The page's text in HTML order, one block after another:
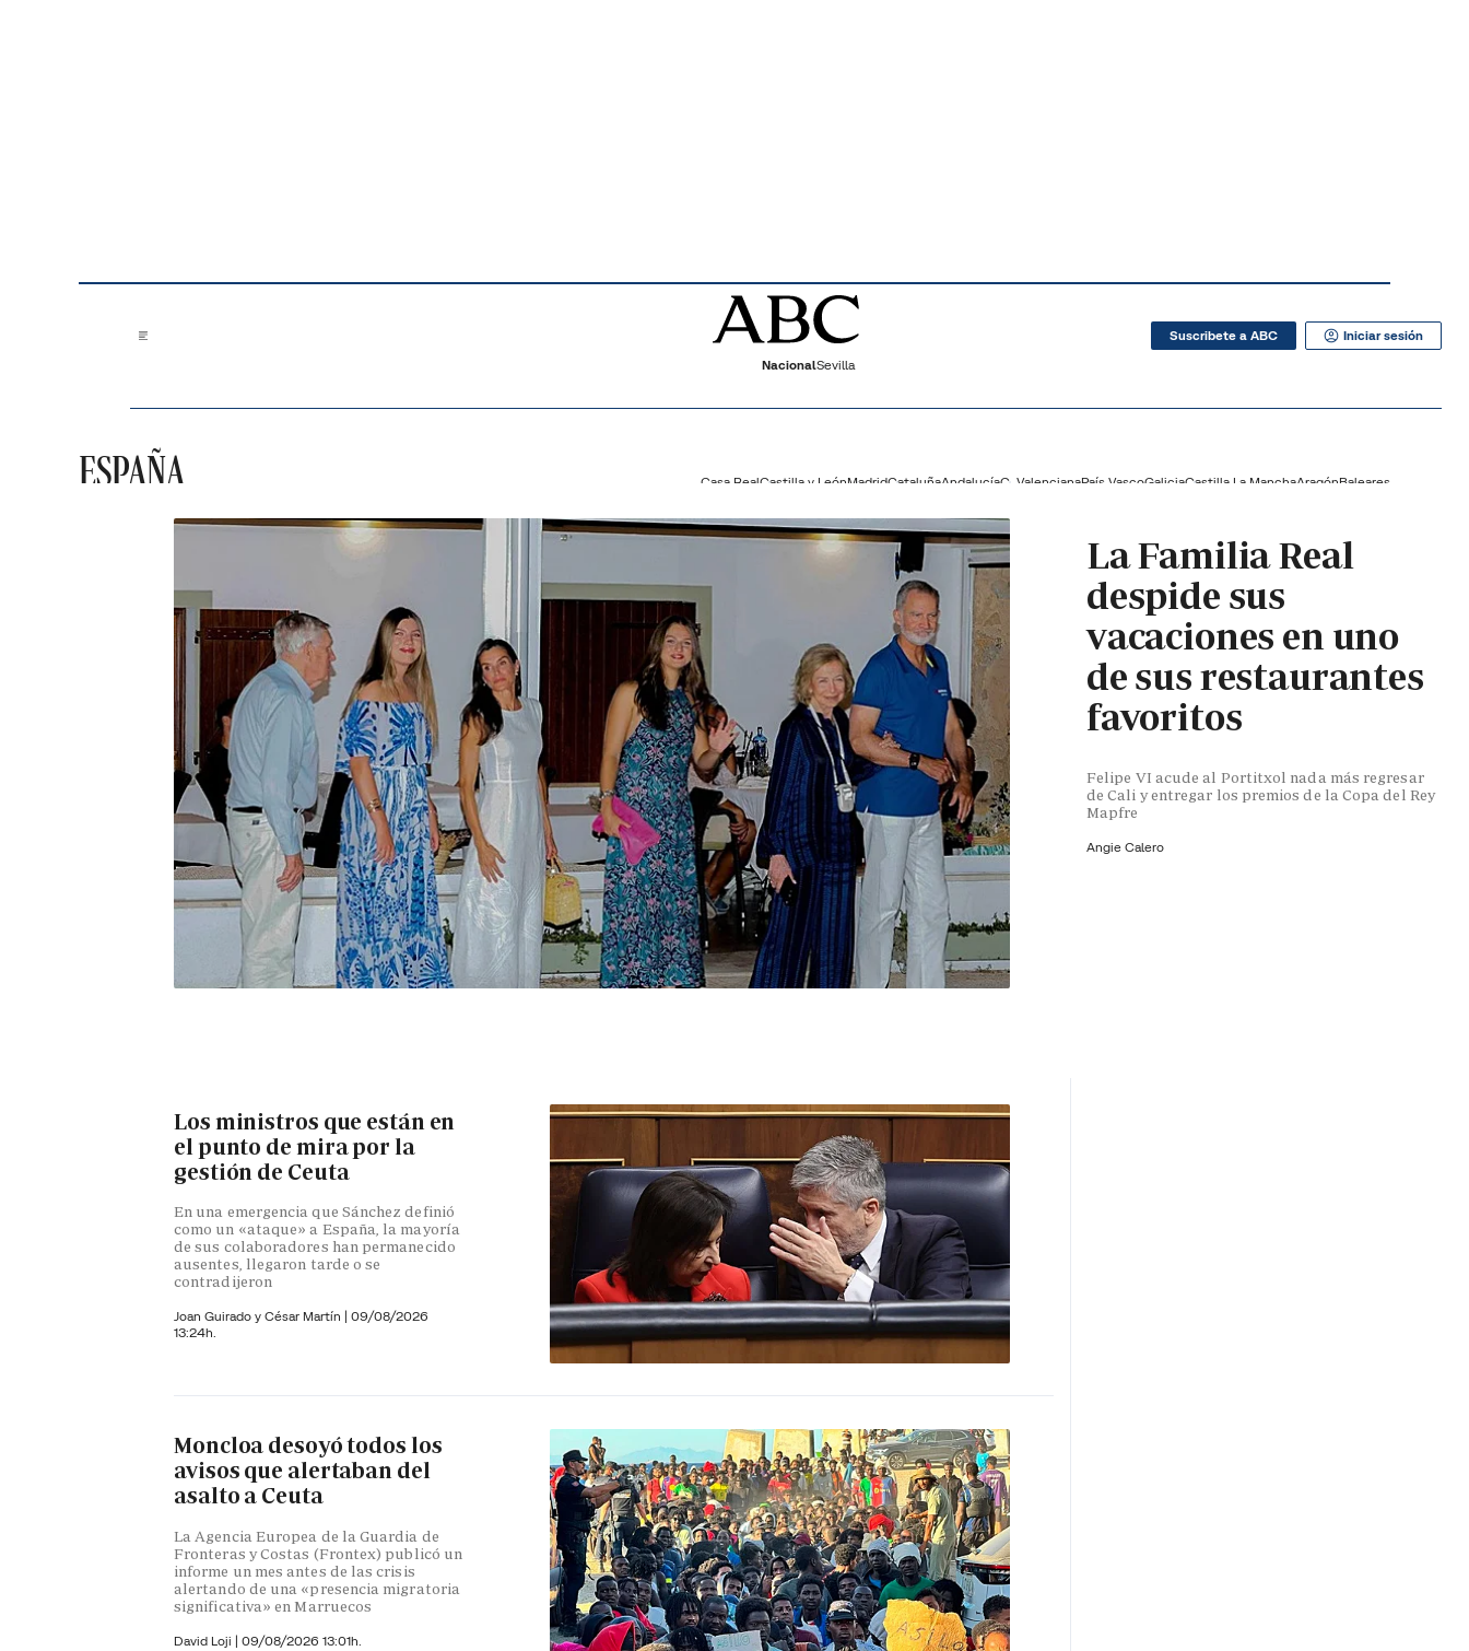
NacionalSevilla
Suscribete a ABC Iniciar sesión
ESPAÑA Casa RealCastilla y LeónMadridCataluñaAndalucíaC. ValencianaPaís VascoGaliciaCastilla La ManchaAragónBaleares
La Familia Real
despide sus
vacaciones en uno
de sus restaurantes
favoritos
Felipe VI acude al Portitxol nada más regresar
de Cali y entregar los premios de la Copa del Rey
Mapfre
Angie Calero
Los ministros que están en
el punto de mira por la
gestión de Ceuta
En una emergencia que Sánchez definió
como un «ataque» a España, la mayoría
de sus colaboradores han permanecido
ausentes, llegaron tarde o se
contradijeron
Joan Guirado y César Martín | 09/08/2026
13:24h.
Moncloa desoyó todos los
avisos que alertaban del
asalto a Ceuta
La Agencia Europea de la Guardia de
Fronteras y Costas (Frontex) publicó un
informe un mes antes de las crisis
alertando de una «presencia migratoria
significativa» en Marruecos
David Loji | 09/08/2026 13:01h.